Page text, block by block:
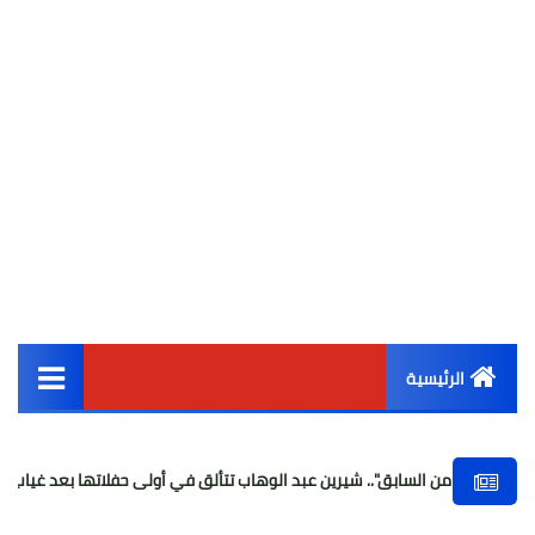
الرئيسية
أخبار مصر
شيرين عبد الوهاب تتألق في أولى حفلاتها بعد غياب بفضل دعم